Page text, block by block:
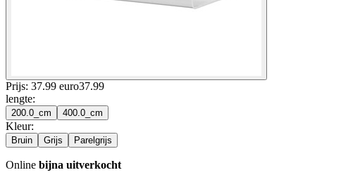
Prijs: 37.99 euro37.99
lengte:
200.0_cm 400.0_cm
Kleur:
Bruin Grijs Parelgrijs
Online bijna uitverkocht